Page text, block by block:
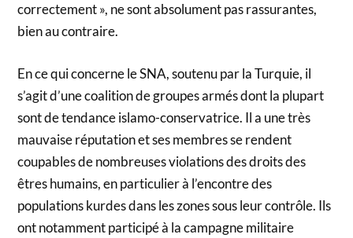
correctement », ne sont absolument pas rassurantes,
bien au contraire.
En ce qui concerne le SNA, soutenu par la Turquie, il
s’agit d’une coalition de groupes armés dont la plupart
sont de tendance islamo-conservatrice. Il a une très
mauvaise réputation et ses membres se rendent
coupables de nombreuses violations des droits des
êtres humains, en particulier à l’encontre des
populations kurdes dans les zones sous leur contrôle. Ils
ont notamment participé à la campagne militaire